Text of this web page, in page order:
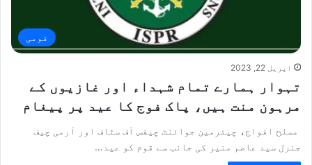
قومی
اپریل 22, 2023
تہوار ہمارے تمام شہداء اور غازیوں کے
مرہون منت ہیں، پاک فوج کا عید پر پیغام
مسلح افواج، چیئرمین جوائنٹ چیفس آف سٹاف اور آرمی چیف
جنرل سید عاصم منیر کی جانب سے قوم کو عید…